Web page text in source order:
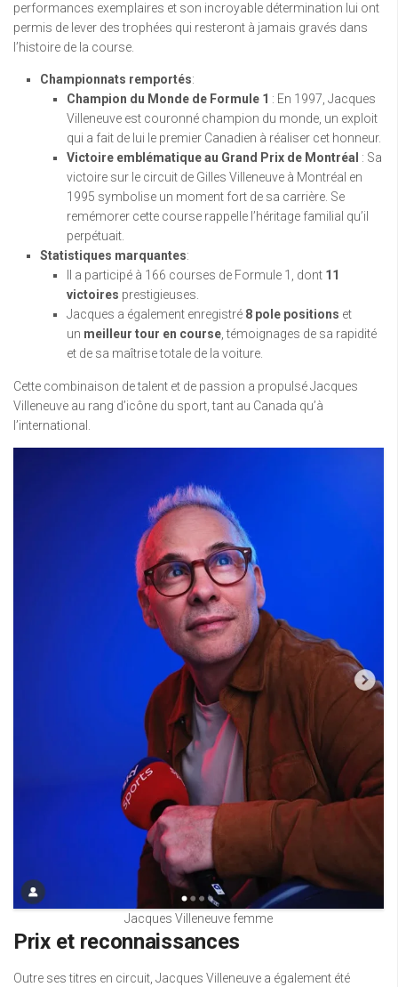
performances exemplaires et son incroyable détermination lui ont
permis de lever des trophées qui resteront à jamais gravés dans
l’histoire de la course.
Championnats remportés:
Champion du Monde de Formule 1 : En 1997, Jacques
Villeneuve est couronné champion du monde, un exploit
qui a fait de lui le premier Canadien à réaliser cet honneur.
Victoire emblématique au Grand Prix de Montréal : Sa
victoire sur le circuit de Gilles Villeneuve à Montréal en
1995 symbolise un moment fort de sa carrière. Se
remémorer cette course rappelle l’héritage familial qu’il
perpétuait.
Statistiques marquantes:
Il a participé à 166 courses de Formule 1, dont 11
victoires prestigieuses.
Jacques a également enregistré 8 pole positions et
un meilleur tour en course, témoignages de sa rapidité
et de sa maîtrise totale de la voiture.
Cette combinaison de talent et de passion a propulsé Jacques
Villeneuve au rang d’icône du sport, tant au Canada qu’à
l’international.
Jacques Villeneuve femme
Prix et reconnaissances
Outre ses titres en circuit, Jacques Villeneuve a également été